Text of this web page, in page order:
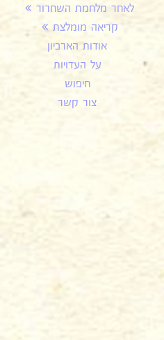
לאחר מלחמת השחרור
קריאה מומלצת
אודות הארכיון
על העדויות
חיפוש
צור קשר